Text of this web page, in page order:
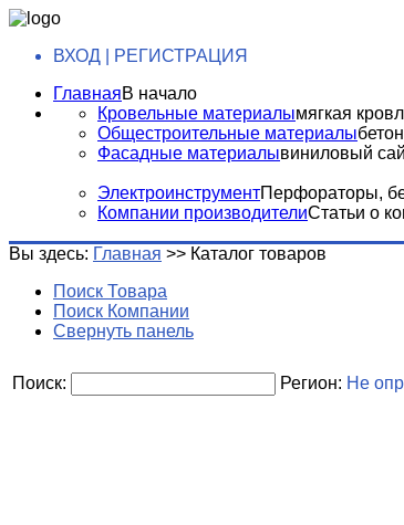
ВХОД | РЕГИСТРАЦИЯ
ГлавнаяВ начало
Кровельные материалымягкая
Общестроительные материалы
Фасадные материалывиниловый
ЭлектроинструментПерфораторы,
Компании производителиСтатьи о
Вы здесь: Главная >> Каталог товаров
Поиск Товара
Поиск Компании
Свернуть панель
Поиск: Регион: Не